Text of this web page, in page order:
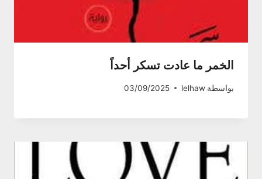
الخمر ما عادت تسكر أحداً
بواسطة lelhaw
03/09/2025